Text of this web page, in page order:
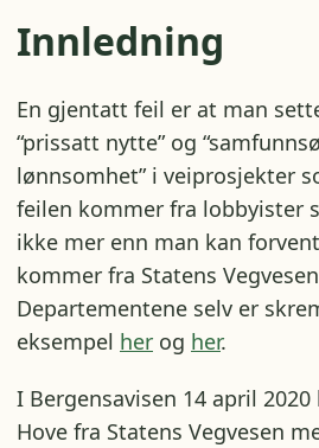
Innledning
En gjentatt feil er at man
“prissatt nytte” og
lønnsomhet” i veiprosjekter
feilen kommer fra lobbyister
ikke mer enn man kan
kommer fra Statens
Departementene selv er
eksempel her og her.
I Bergensavisen 14 april
Hove fra Statens Vegvesen